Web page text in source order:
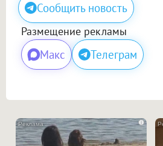
Сообщить новость
Размещение рекламы
Макс Телеграм
i